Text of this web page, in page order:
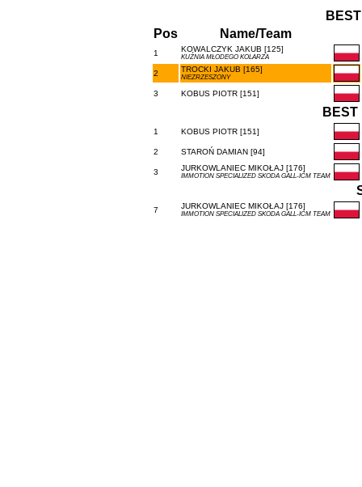
Pos
Name/Team
1 KOWALCZYK JAKUB [125]
KUŹNIA MŁODEGO KOLARZA
2 TROCKI JAKUB [165]
NIEZRZESZONY
3 KOBUS PIOTR [151]
BEST
1 KOBUS PIOTR [151]
2 STAROŃ DAMIAN [94]
3 JURKOWLANIEC MIKOŁAJ [176]
IMMOTION SPECIALIZED SKODA GALL-ICM TEAM
7 JURKOWLANIEC MIKOŁAJ [176]
IMMOTION SPECIALIZED SKODA GALL-ICM TEAM